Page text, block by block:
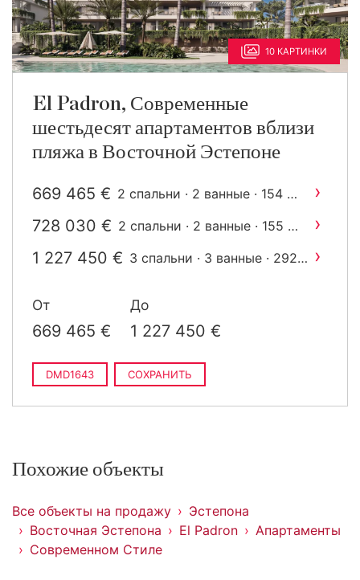
10 КАРТИНКИ
El Padron, Современные
шестьдесят апартаментов вблизи
пляжа в Восточной Эстепоне
669 465 € 2 спальни · 2 ванные · 154 m ›
728 030 € 2 спальни · 2 ванные · 155 m ›
1 227 450 € 3 спальни · 3 ванные · 292
›
От
669 465 €
До
1 227 450 €
DMD1643 СОХРАНИТЬ
Похожие объекты
Все объекты на продажу
Эстепона
Восточная Эстепона
El Padron
Апартаменты
Современном Стиле